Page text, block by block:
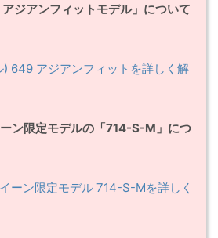
ジアンフィットモデル」について
649 アジアンフィットを詳しく解
ン限定モデルの「714-S-M」につ
ーン限定モデル 714-S-Mを詳しく